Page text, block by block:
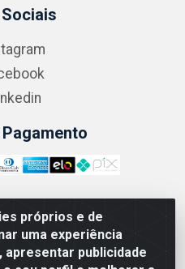
próprios e de
uma experiência
apresentar publicidade
LTDA - CNPJ:
Lobo Júnior, 1045 -
- RJ - CEP 21020-124